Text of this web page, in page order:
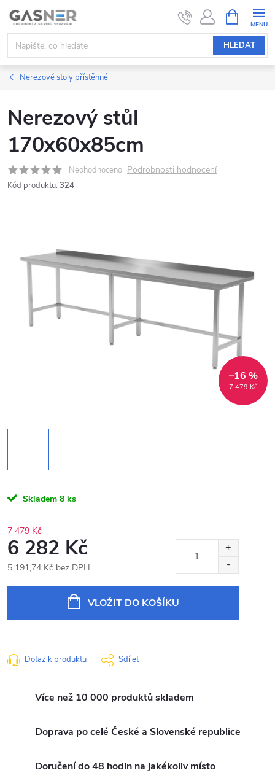
Přejít
obsah
HLEDAT
NÁKUPNÍ
KOŠÍK
Nerezové stoly přístěnné
Nerezový stůl
170x60x85cm
Neohodnoceno Podrobnosti hodnocení
Kód produktu: 324
7 479 Kč
–16 %
Skladem 8 ks
7 479 Kč
6 282 Kč
5 191,74 Kč bez DPH
VLOŽIT DO KOŠÍKU
Dotaz k produktu Sdílet
Více než 10 000 produktů skladem
Doprava po celé České a Slovenské republice
Doručení do 48 hodin na jakékoliv místo